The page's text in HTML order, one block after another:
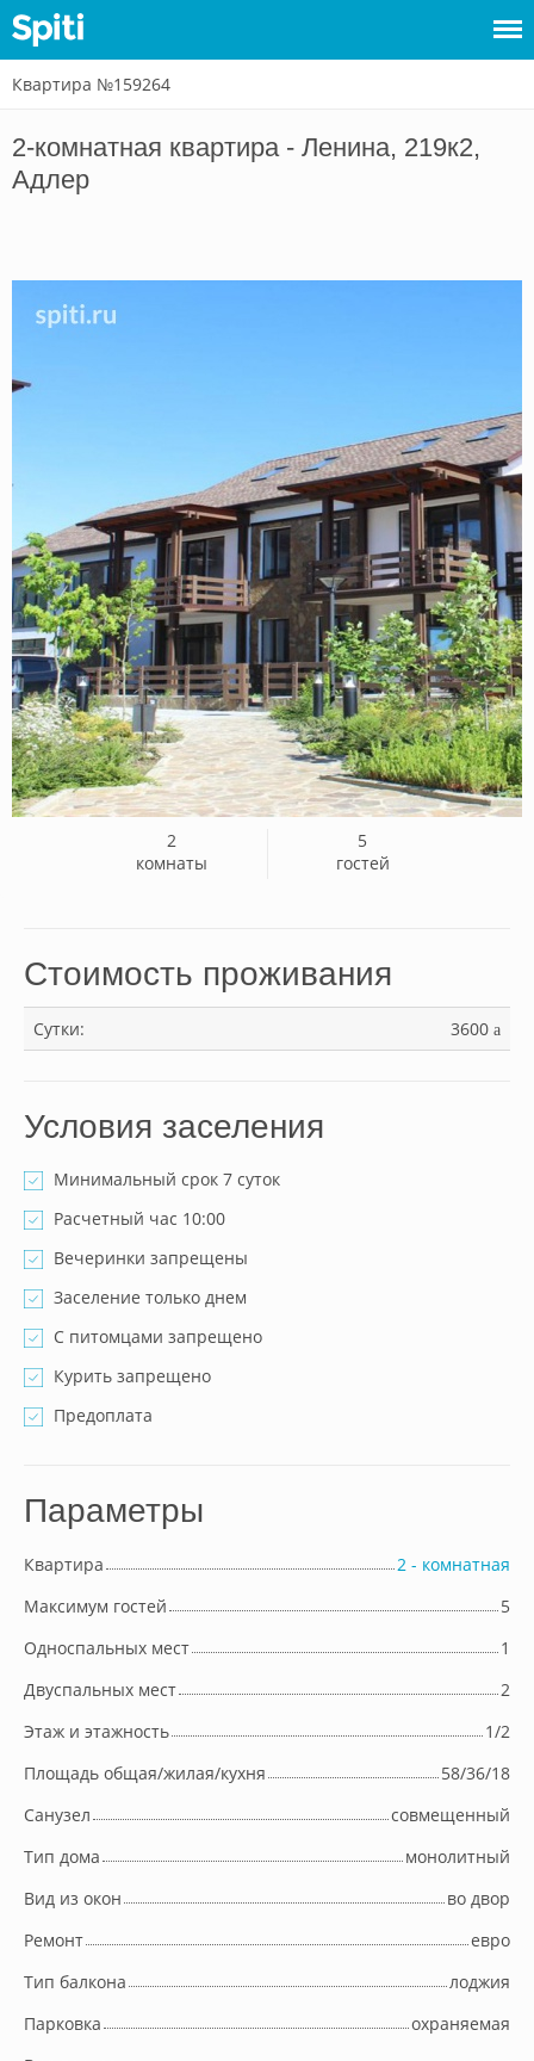
Войти
Сдать
Квартира №159264
2-комнатная квартира - Ленина, 219к2,
Адлер
2
комнаты
5
гостей
Стоимость проживания
Сутки: 3600 a
Условия заселения
Минимальный срок 7 суток
Расчетный час 10:00
Вечеринки запрещены
Заселение только днем
С питомцами запрещено
Курить запрещено
Предоплата
Параметры
Квартира
2 - комнатная
Максимум гостей
5
Односпальных мест
1
Двуспальных мест
2
Этаж и этажность
1/2
Площадь общая/жилая/кухня
58/36/18
Cанузел
совмещенный
Тип дома
монолитный
Вид из окон
во двор
Ремонт
евро
Тип балкона
лоджия
Парковка
охраняемая